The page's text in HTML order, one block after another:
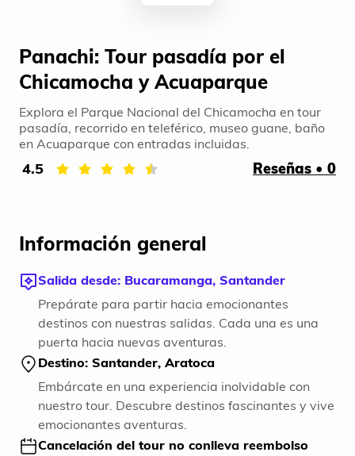
Panachi: Tour pasadía por el
Chicamocha y Acuaparque
Explora el Parque Nacional del Chicamocha en tour
pasadía, recorrido en teleférico, museo guane, baño
en Acuaparque con entradas incluidas.
4.5 Reseñas • 0
Información general
Salida desde: Bucaramanga, Santander
Prepárate para partir hacia emocionantes
destinos con nuestras salidas. Cada una es una
puerta hacia nuevas aventuras.
Destino: Santander, Aratoca
Embárcate en una experiencia inolvidable con
nuestro tour. Descubre destinos fascinantes y vive
emocionantes aventuras.
Cancelación del tour no conlleva reembolso